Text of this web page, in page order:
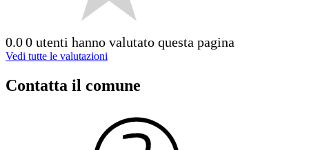
0.00 utenti hanno valutato questa pagina
Vedi tutte le valutazioni
Contatta il comune